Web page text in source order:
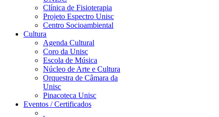
Clínica de Fisioterapia
Projeto Espectro Unisc
Centro Socioambiental
Cultura
Agenda Cultural
Coro da Unisc
Escola de Música
Núcleo de Arte e Cultura
Orquestra de Câmara da
Unisc
Pinacoteca Unisc
Eventos / Certificados